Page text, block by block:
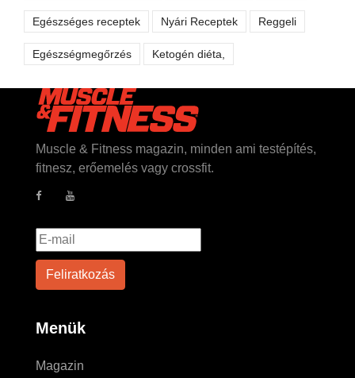
Egészséges receptek Nyári Receptek Reggeli
Egészségmegőrzés Ketogén diéta,
Muscle & Fitness magazin, minden ami testépítés,
fitnesz, erőemelés vagy crossfit.
Menük
Magazin